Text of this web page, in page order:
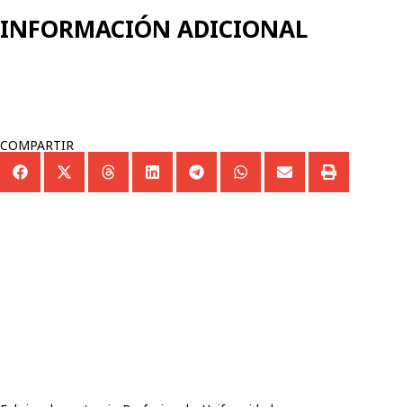
INFORMACIÓN ADICIONAL
COMPARTIR